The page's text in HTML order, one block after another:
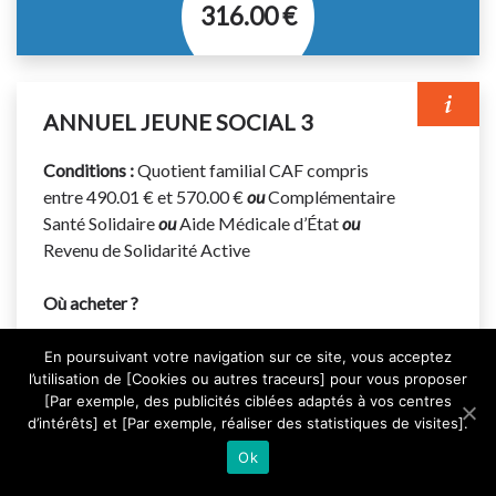
INFOSTRAFIC
316.00 €
Titre permettant d’effectuer un nombre illimité de
voyages pendant 1 an.
régulières interurbaines suivantes : 310 et 711 à 720.
Votre titre de transport doit être validé à chaque
montée dans le bus même en correspondance.
ANNUEL JEUNE SOCIAL 3
Conditions :Quotient familial CAF compris
entre 490.01 € et 570.00 € ouComplémentaire
Santé SolidaireouAide Médicale d’Étatou
Revenu de Solidarité Active
Où acheter ?
Boutique Transurbain
E-boutique
Application mobile
155.00 €
En poursuivant votre navigation sur ce site, vous acceptez
l’utilisation de [Cookies ou autres traceurs] pour vous proposer
[Par exemple, des publicités ciblées adaptés à vos centres
d’intérêts] et [Par exemple, réaliser des statistiques de visites].
Ok